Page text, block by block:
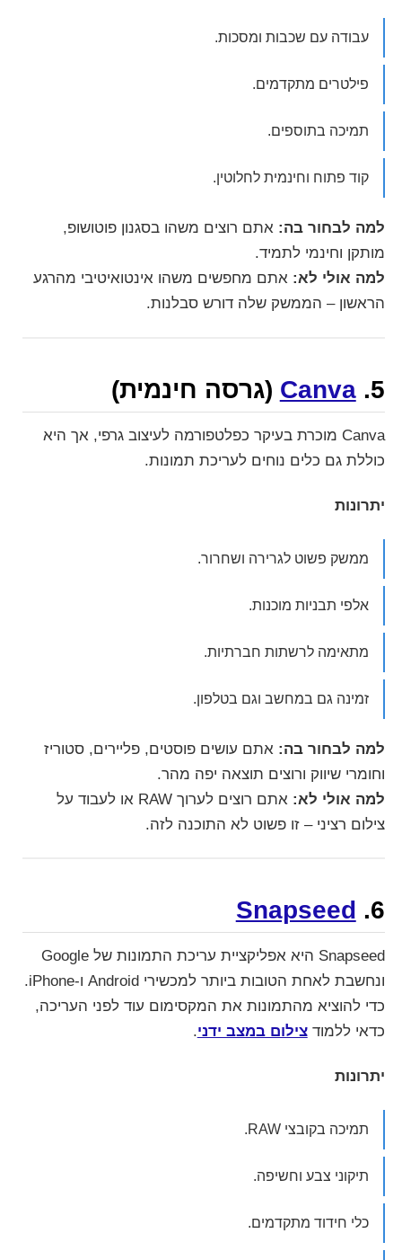
עבודה עם שכבות ומסכות.
פילטרים מתקדמים.
תמיכה בתוספים.
קוד פתוח וחינמית לחלוטין.
למה לבחור בה: אתם רוצים משהו בסגנון פוטושופ,
מותקן וחינמי לתמיד.
למה אולי לא: אתם מחפשים משהו אינטואיטיבי מהרגע
הראשון – הממשק שלה דורש סבלנות.
5.
Canva (גרסה חינמית)
Canva מוכרת בעיקר כפלטפורמה לעיצוב גרפי, אך היא
כוללת גם כלים נוחים לעריכת תמונות.
יתרונות
ממשק פשוט לגרירה ושחרור.
אלפי תבניות מוכנות.
מתאימה לרשתות חברתיות.
זמינה גם במחשב וגם בטלפון.
למה לבחור בה: אתם עושים פוסטים, פליירים, סטוריז
וחומרי שיווק ורוצים תוצאה יפה מהר.
למה אולי לא:
אתם רוצים לערוך RAW או לעבוד על
צילום רציני – זו פשוט לא התוכנה לזה.
6.
Snapseed
Snapseed היא אפליקציית עריכת התמונות של Google
ונחשבת לאחת הטובות ביותר למכשירי Android ו-iPhone.
כדי להוציא מהתמונות את המקסימום עוד לפני העריכה,
כדאי ללמודצילום במצב ידני.
יתרונות
תמיכה בקובצי RAW.
תיקוני צבע וחשיפה.
כלי חידוד מתקדמים.